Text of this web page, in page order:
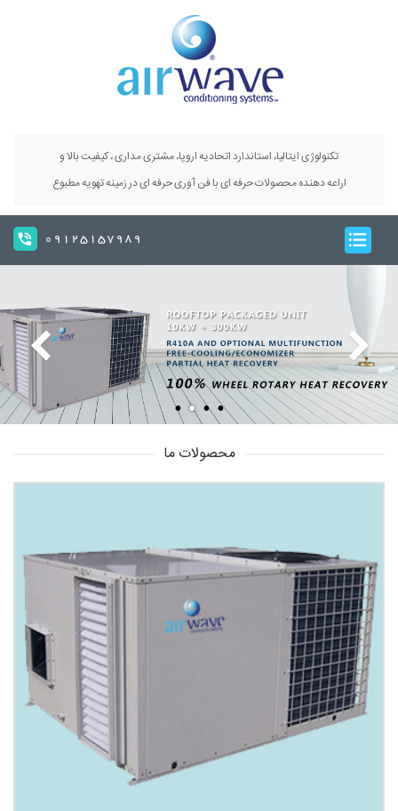
تکنولوژی ایتالیا، استاندارد اتحادیه اروپا، مشتری مداری ، کیفیت بالا و
اراعه دهنده محصولات حرفه ای با فن آوری حرفه ای در زمینه تهویه مطبوع
09125157989
محصولات ما